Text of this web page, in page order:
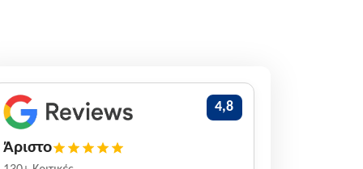
4,8
Άριστο